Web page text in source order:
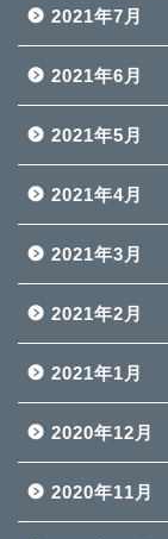
2021年7月
2021年6月
2021年5月
2021年4月
2021年3月
2021年2月
2021年1月
2020年12月
2020年11月